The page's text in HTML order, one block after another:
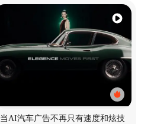
当AI汽车广告不再只有速度和炫技